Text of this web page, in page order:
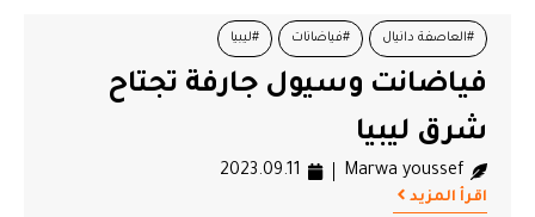
#العاصفة دانيال #فياضانات #ليبيا
فياضانت وسيول جارفة تجتاح
شرق ليبيا
Marwa youssef
2023.09.11
اقرأ المزيد